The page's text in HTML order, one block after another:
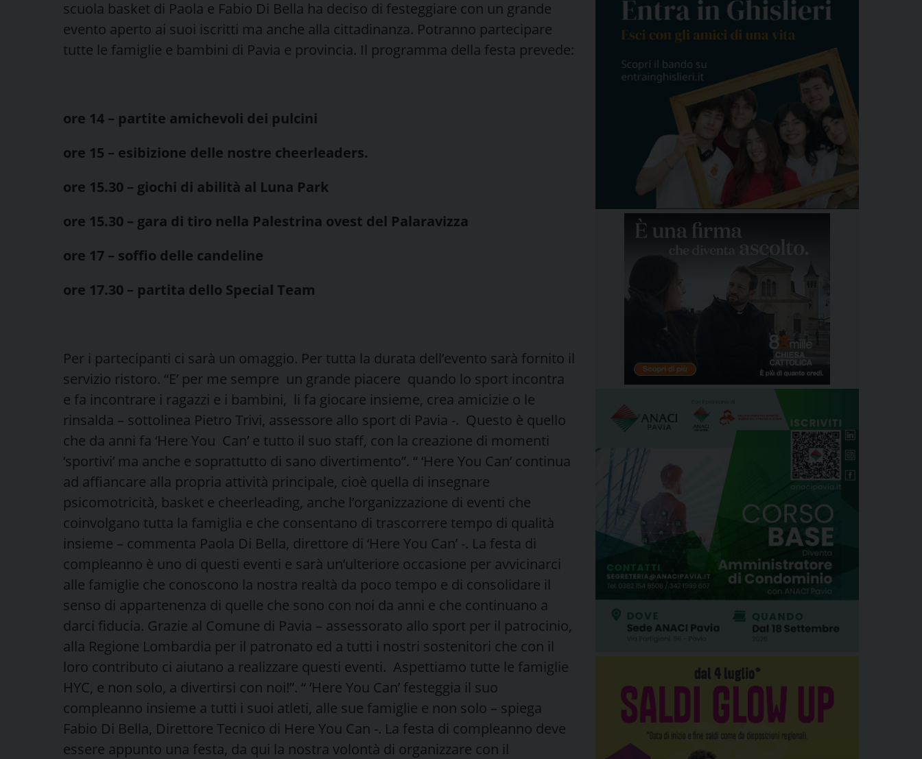
scuola basket di Paola e Fabio Di Bella ha deciso di festeggiare con un grande
evento aperto ai suoi iscritti ma anche alla cittadinanza. Potranno partecipare
tutte le famiglie e bambini di Pavia e provincia. Il programma della festa prevede:
ore 14 – partite amichevoli dei pulcini
ore 15 – esibizione delle nostre cheerleaders.
ore 15.30 – giochi di abilità al Luna Park
ore 15.30 – gara di tiro nella Palestrina ovest del Palaravizza
ore 17 – soffio delle candeline
ore 17.30 – partita dello Special Team
Per i partecipanti ci sarà un omaggio. Per tutta la durata dell’evento sarà fornito il
servizio ristoro. “E’ per me sempre un grande piacere quando lo sport incontra
e fa incontrare i ragazzi e i bambini, li fa giocare insieme, crea amicizie o le
rinsalda – sottolinea Pietro Trivi, assessore allo sport di Pavia -. Questo è quello
che da anni fa ‘Here You Can’ e tutto il suo staff, con la creazione di momenti
‘sportivi’ ma anche e soprattutto di sano divertimento”. “ ‘Here You Can’ continua
ad affiancare alla propria attività principale, cioè quella di insegnare
psicomotricità, basket e cheerleading, anche l’organizzazione di eventi che
coinvolgano tutta la famiglia e che consentano di trascorrere tempo di qualità
insieme – commenta Paola Di Bella, direttore di ‘Here You Can’ -. La festa di
compleanno è uno di questi eventi e sarà un’ulteriore occasione per avvicinarci
alle famiglie che conoscono la nostra realtà da poco tempo e di consolidare il
senso di appartenenza di quelle che sono con noi da anni e che continuano a
darci fiducia. Grazie al Comune di Pavia – assessorato allo sport per il patrocinio,
alla Regione Lombardia per il patronato ed a tutti i nostri sostenitori che con il
loro contributo ci aiutano a realizzare questi eventi. Aspettiamo tutte le famiglie
HYC, e non solo, a divertirsi con noi!”. “ ‘Here You Can’ festeggia il suo
compleanno insieme a tutti i suoi atleti, alle sue famiglie e non solo – spiega
Fabio Di Bella, Direttore Tecnico di Here You Can -. La festa di compleanno deve
essere appunto una festa, da qui la nostra volontà di organizzare con il